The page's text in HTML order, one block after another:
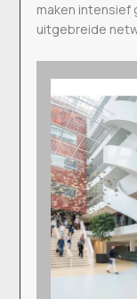
maken intensief
uitgebreide